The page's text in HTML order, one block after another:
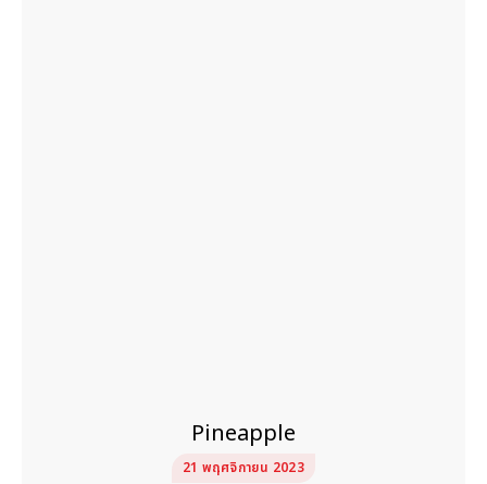
Pineapple
21 พฤศจิกายน 2023